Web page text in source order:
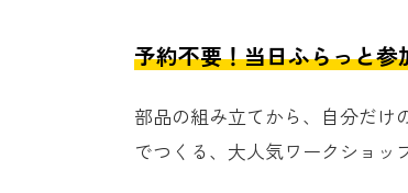
予約不要！当日ふらっと参
部品の組み立てから、自分だけ
でつくる、大人気ワークショッ